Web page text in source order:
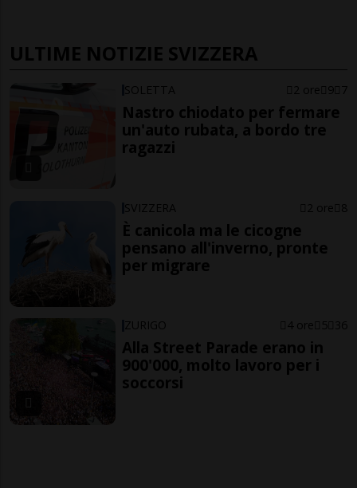
ULTIME NOTIZIE SVIZZERA
SOLETTA 2 ore 9 7
Nastro chiodato per fermare
un'auto rubata, a bordo tre
ragazzi
SVIZZERA 2 ore 8
È canicola ma le cicogne
pensano all'inverno, pronte
per migrare
ZURIGO 4 ore 5 36
Alla Street Parade erano in
900'000, molto lavoro per i
soccorsi